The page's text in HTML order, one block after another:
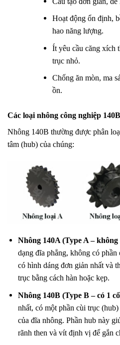
Hoạt động ổn định,
hao năng lượng.
Ít yêu cầu căng xích
trục nhỏ.
Chống ăn mòn, ma
ồn.
Các loại nhông công nghiệp
Nhông 140B thường được phân
tâm (hub) của chúng:
Nhông 140A (Type A – không
dạng đĩa phẳng, không có
có hình dáng đơn giản nhất và
trục bằng cách hàn hoặc kẹp.
Nhông 140B (Type B – có 1
nhất, có một phần cùi trục
của đĩa nhông. Phần hub này
rãnh then và vít định vị để gắn